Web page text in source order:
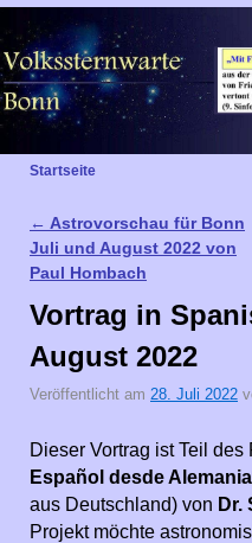
Startseite
Artikelnavigation
← Astrovorschau für Bonn
Juli und August 2022 von
Paul Hombach
Vortrag in
August 2022
Veröffentlicht am 28. Juli 2022
Dieser Vortrag ist Teil des
Español desde Alemania
aus Deutschland) von Dr.
Projekt möchte